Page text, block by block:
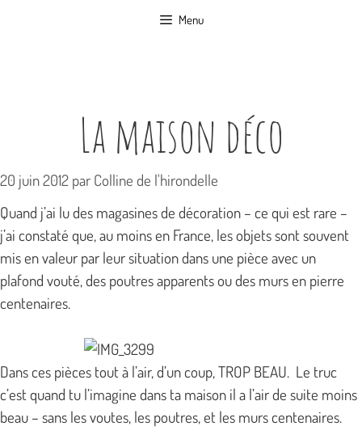
Menu
La maison déco
20 juin 2012 par Colline de l'hirondelle
Quand j’ai lu des magasines de décoration – ce qui est rare –
j’ai constaté que, au moins en France, les objets sont souvent
mis en valeur par leur situation dans une pièce avec un
plafond vouté, des poutres apparents ou des murs en pierre
centenaires.
Dans ces pièces tout à l’air, d’un coup, TROP BEAU. Le truc
c’est quand tu l’imagine dans ta maison il a l’air de suite moins
beau – sans les voutes, les poutres, et les murs centenaires.